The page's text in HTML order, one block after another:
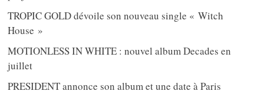
TROPIC GOLD dévoile son nouveau single « Witch
House »
MOTIONLESS IN WHITE : nouvel album Decades en
juillet
PRESIDENT annonce son album et une date à Paris